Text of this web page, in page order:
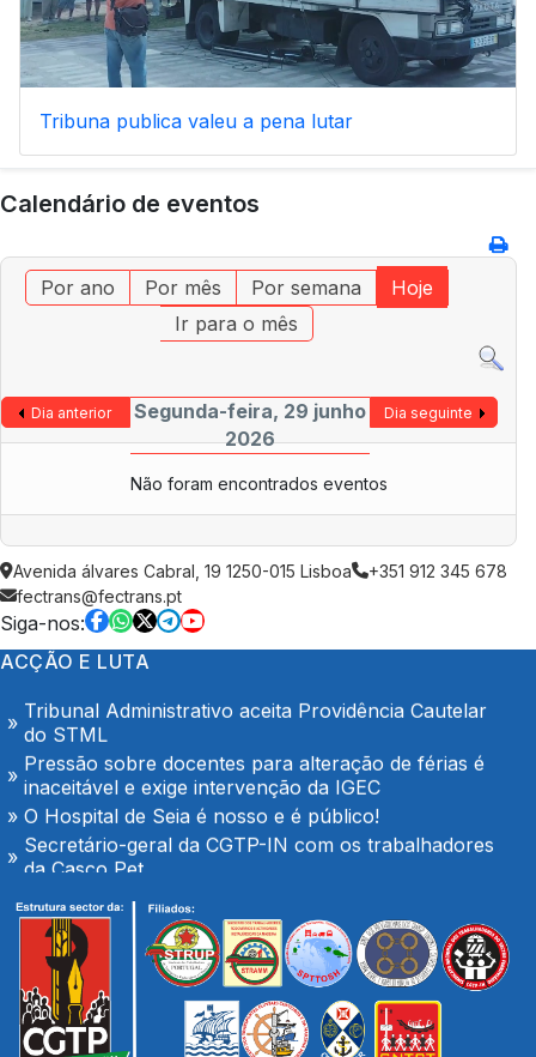
Tribuna publica valeu a pena lutar
Calendário de eventos
Por ano Por mês Por semana
Hoje
Ir para o mês
Dia anterior
Segunda-feira, 29 junho
2026
Dia seguinte
Não foram encontrados eventos
Avenida álvares Cabral, 19 1250-015 Lisboa
+351 912 345 678
fectrans@fectrans.pt
Siga-nos:
ACÇÃO E LUTA
Trabalhadores da Super Bock conquistam aumento
salarial
Enfermeiros do Montepio Rainha Dona Leonor
(Caldas da Rainha), em Greve
Algarve em luta no dia 7 de Agosto
Tribunal Administrativo aceita Providência Cautelar
do STML
Pressão sobre docentes para alteração de férias é
inaceitável e exige intervenção da IGEC
O Hospital de Seia é nosso e é público!
Secretário-geral da CGTP-IN com os trabalhadores
da Casco Pet
Trabalho Vertical no sector de mercadorias
FENPROF considera inaceitável o modelo de
pagamento imposto aos professores classificadores
Plenário com os trabalhadores das oficinas da
TRANSDEV em Palmeiro
Trabalhadores da Super Bock conquistam aumento